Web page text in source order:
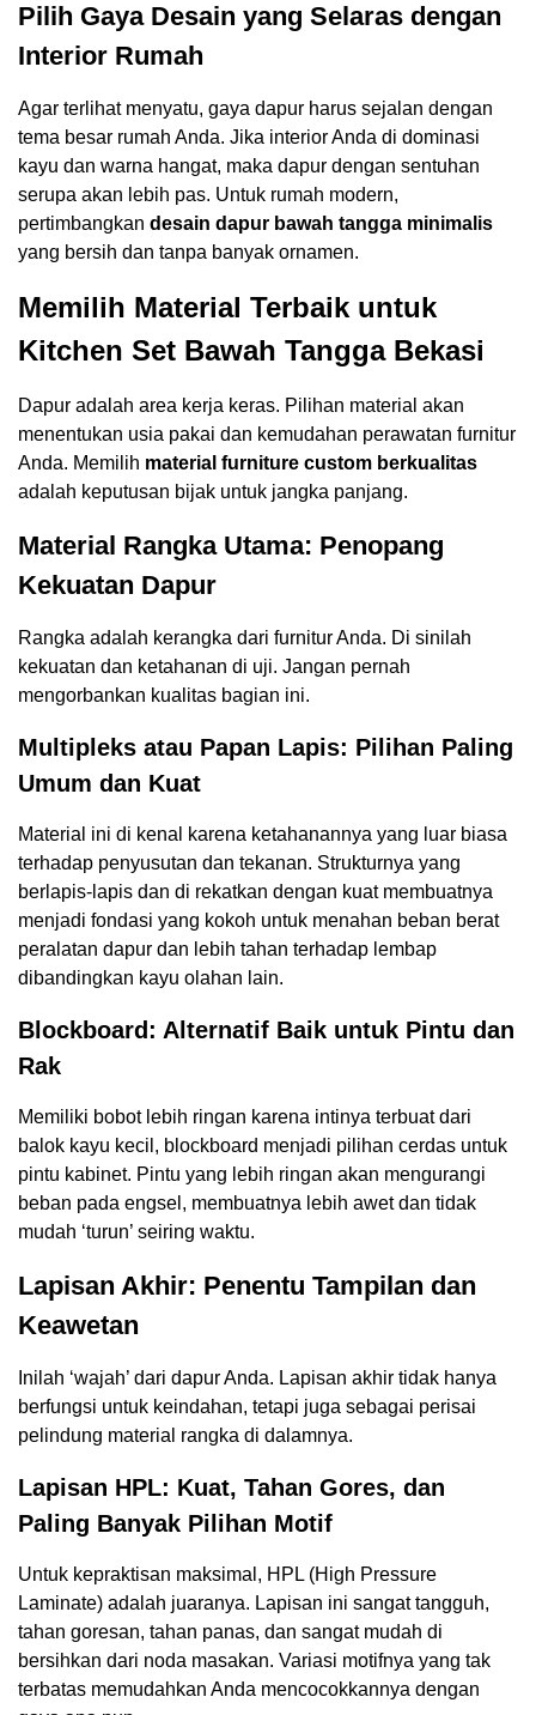
Pilih Gaya Desain yang Selaras dengan
Interior Rumah
Agar terlihat menyatu, gaya dapur harus sejalan dengan
tema besar rumah Anda. Jika interior Anda di dominasi
kayu dan warna hangat, maka dapur dengan sentuhan
serupa akan lebih pas. Untuk rumah modern,
pertimbangkan desain dapur bawah tangga minimalis
yang bersih dan tanpa banyak ornamen.
Memilih Material Terbaik untuk
Kitchen Set Bawah Tangga Bekasi
Dapur adalah area kerja keras. Pilihan material akan
menentukan usia pakai dan kemudahan perawatan furnitur
Anda. Memilih material furniture custom berkualitas
adalah keputusan bijak untuk jangka panjang.
Material Rangka Utama: Penopang
Kekuatan Dapur
Rangka adalah kerangka dari furnitur Anda. Di sinilah
kekuatan dan ketahanan di uji. Jangan pernah
mengorbankan kualitas bagian ini.
Multipleks atau Papan Lapis: Pilihan Paling
Umum dan Kuat
Material ini di kenal karena ketahanannya yang luar biasa
terhadap penyusutan dan tekanan. Strukturnya yang
berlapis-lapis dan di rekatkan dengan kuat membuatnya
menjadi fondasi yang kokoh untuk menahan beban berat
peralatan dapur dan lebih tahan terhadap lembap
dibandingkan kayu olahan lain.
Blockboard: Alternatif Baik untuk Pintu dan
Rak
Memiliki bobot lebih ringan karena intinya terbuat dari
balok kayu kecil, blockboard menjadi pilihan cerdas untuk
pintu kabinet. Pintu yang lebih ringan akan mengurangi
beban pada engsel, membuatnya lebih awet dan tidak
mudah ‘turun’ seiring waktu.
Lapisan Akhir: Penentu Tampilan dan
Keawetan
Inilah ‘wajah’ dari dapur Anda. Lapisan akhir tidak hanya
berfungsi untuk keindahan, tetapi juga sebagai perisai
pelindung material rangka di dalamnya.
Lapisan HPL: Kuat, Tahan Gores, dan
Paling Banyak Pilihan Motif
Untuk kepraktisan maksimal, HPL (High Pressure
Laminate) adalah juaranya. Lapisan ini sangat tangguh,
tahan goresan, tahan panas, dan sangat mudah di
bersihkan dari noda masakan. Variasi motifnya yang tak
terbatas memudahkan Anda mencocokkannya dengan